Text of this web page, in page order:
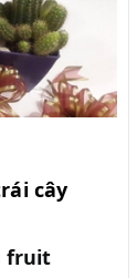
cây
fruit